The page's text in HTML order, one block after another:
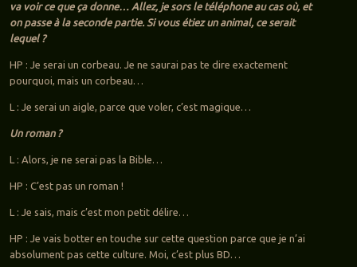
va voir ce que ça donne… Allez, je sors le téléphone au cas où, et
on passe à la seconde partie. Si vous étiez un animal, ce serait
lequel ?
HP : Je serai un corbeau. Je ne saurai pas te dire exactement
pourquoi, mais un corbeau…
L : Je serai un aigle, parce que voler, c’est magique…
Un roman ?
L : Alors, je ne serai pas la Bible…
HP : C’est pas un roman !
L : Je sais, mais c’est mon petit délire…
HP : Je vais botter en touche sur cette question parce que je n’ai
absolument pas cette culture. Moi, c’est plus BD…